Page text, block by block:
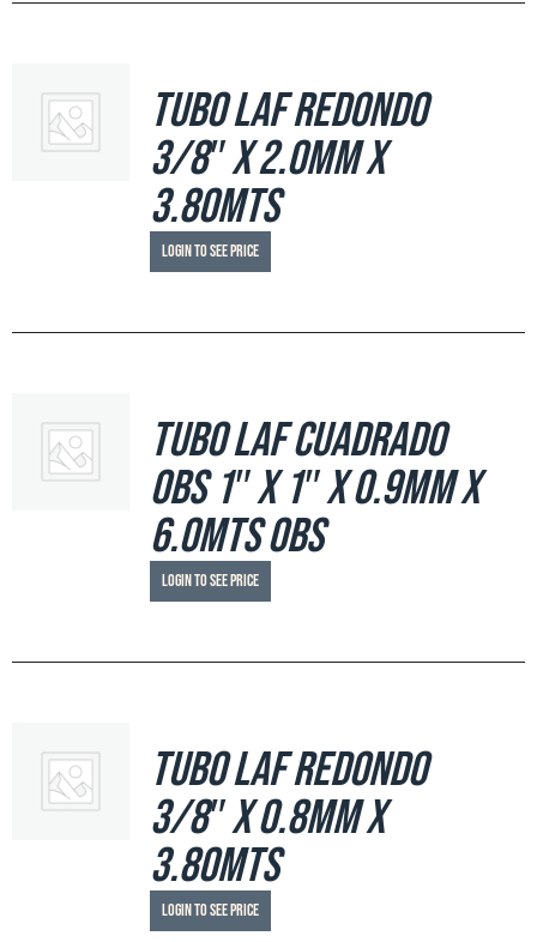
Tubo LAF Redondo
3/8″ x 2.0mm x
3.80mts
Login to see price
Tubo LAF Cuadrado
OBS 1″ x 1″ x 0.9mm x
6.0mts OBS
Login to see price
Tubo LAF Redondo
3/8″ x 0.8mm x
3.80mts
Login to see price